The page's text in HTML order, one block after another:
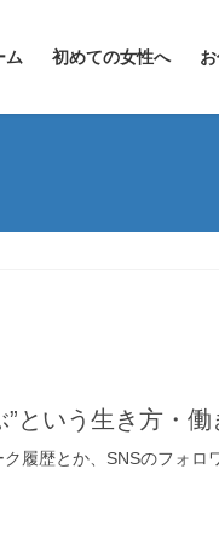
ム 初めての女性へ
という生き方・
履歴とか、SNSのフォロ